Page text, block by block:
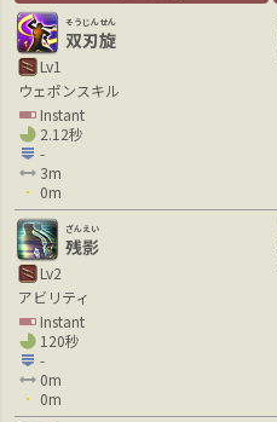
双刃旋
そうじんせん
Lv1
ウェポンスキル
Instant
2.12秒
-
3m
0m
残影
ざんえい
Lv2
アビリティ
Instant
120秒
-
0m
0m